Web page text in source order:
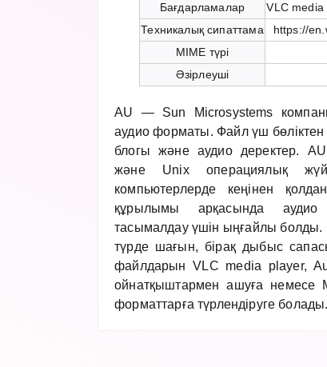
Бағдарламалар
VLC media
Техникалық сипаттама
https://
MIME түрі
Әзірлеуші
AU — Sun Microsystems
аудио форматы. Файл үш
блогы және аудио деректер.
және Unix операциялық
компьютерлерде кеңінен
құрылымы арқасында аудио
тасымалдау үшін ыңғайлы
түрде шағын, бірақ дыбыс
файлдарын VLC media player,
ойнатқыштармен ашуға немесе
форматтарға түрлендіруге болады.